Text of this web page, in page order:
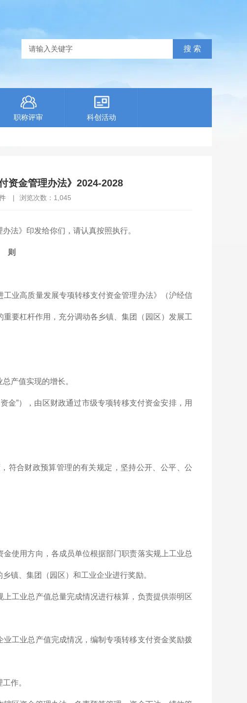
职称评审 科创活动
资金管理办法》2024-2028
| 浏览次数： 1,045
法》印发给你们，请认真按照执行。
则
业高质量发展专项转移支付资金管理办法》（沪经信
要杠杆作用，充分调动各乡镇、集团（园区）发展工
产值实现的增长。
金”），由区财政通过市级专项转移支付资金安排，用
符合财政预算管理的有关规定，坚持公开、公平、公
使用方向，各成员单位根据部门职责落实规上工业总
镇、集团（园区）和工业企业进行奖励。
工业总产值总量完成情况进行核算，负责提供崇明区
工业总产值完成情况，编制专项转移支付资金奖励拨
作。